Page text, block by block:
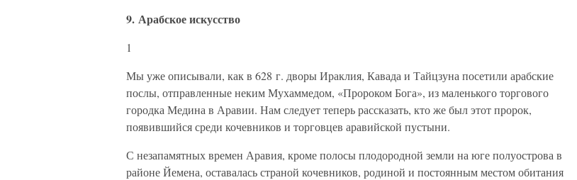
9. Арабское искусство
1
Мы уже описывали, как в 628 г. дворы Ираклия, Кавада и Тайцзуна посетили арабские
послы, отправленные неким Мухаммедом, «Пророком Бога», из маленького торгового
городка Медина в Аравии. Нам следует теперь рассказать, кто же был этот пророк,
появившийся среди кочевников и торговцев аравийской пустыни.
С незапамятных времен Аравия, кроме полосы плодородной земли на юге полуострова в
районе Йемена, оставалась страной кочевников, родиной и постоянным местом обитания